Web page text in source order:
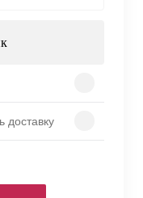
доставку